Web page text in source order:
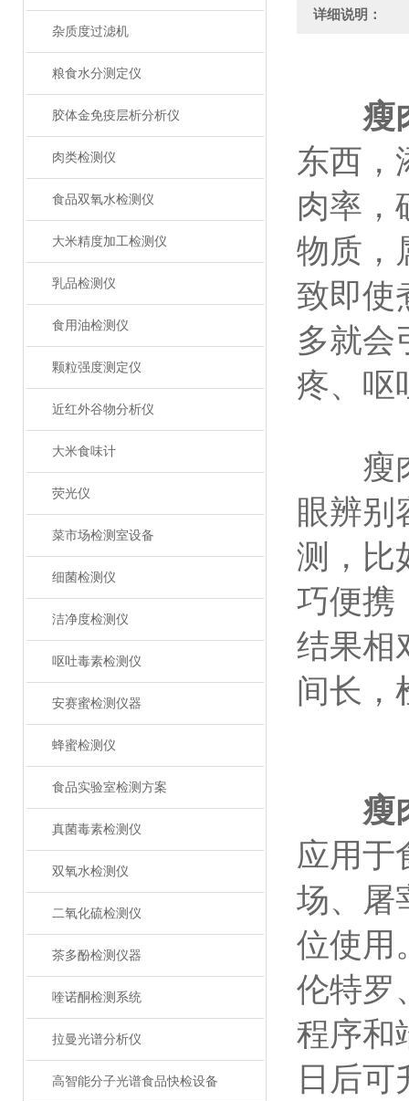
杂质度过滤机
粮食水分测定仪
胶体金免疫层析分析仪
肉类检测仪
食品双氧水检测仪
大米精度加工检测仪
乳品检测仪
食用油检测仪
颗粒强度测定仪
近红外谷物分析仪
大米食味计
荧光仪
菜市场检测室设备
细菌检测仪
洁净度检测仪
呕吐毒素检测仪
安赛蜜检测仪器
蜂蜜检测仪
食品实验室检测方案
真菌毒素检测仪
双氧水检测仪
二氧化硫检测仪
茶多酚检测仪器
喹诺酮检测系统
拉曼光谱分析仪
高智能分子光谱食品快检设备
详细说明：
瘦
东西，
肉率，
物质，
致即使
多就会
疼、呕
瘦肉
眼辨别
测，比
巧便携
结果相
间长，
瘦
应用于
场、屠
位使用
伦特罗
程序和
日后